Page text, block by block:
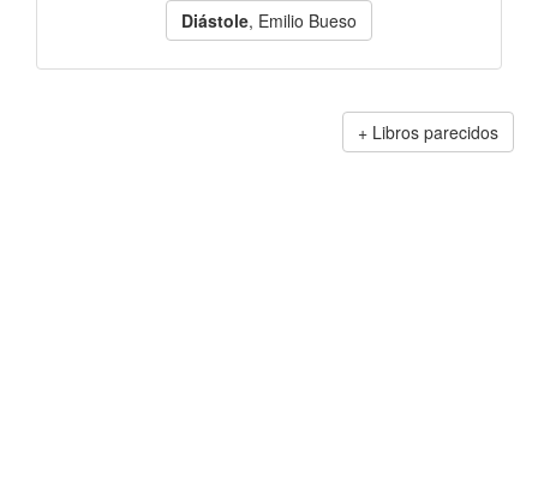
Diástole, Emilio Bueso
Libros parecidos